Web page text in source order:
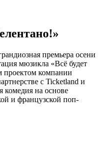
премьера осени
мюзикла «Всё будет
компании
с Ticketland и
комедия на основе
и французской поп-